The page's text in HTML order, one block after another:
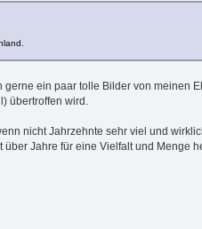
ein paar tolle Bilder von meinen
übertroffen wird.
nicht Jahrzehnte sehr viel und
Jahre für eine Vielfalt und Menge